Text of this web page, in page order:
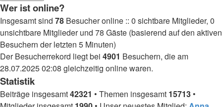
Wer ist online?
Insgesamt sind 78 Besucher online :: 0 sichtbare Mitglieder, 0
unsichtbare Mitglieder und 78 Gäste (basierend auf den aktiven
Besuchern der letzten 5 Minuten)
Der Besucherrekord liegt bei 4901 Besuchern, die am
28.07.2025 02:08 gleichzeitig online waren.
Statistik
Beiträge insgesamt42321 • Themen insgesamt 15713 •